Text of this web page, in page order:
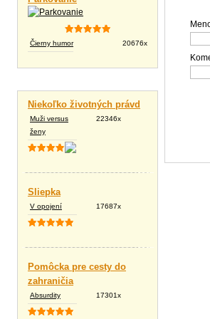
Čierny humor 20676x
Niekoľko životných právd
Muži versus
ženy
22346x
Sliepka
V opojení 17687x
Pomôcka pre cesty do
zahraničia
Absurdity 17301x